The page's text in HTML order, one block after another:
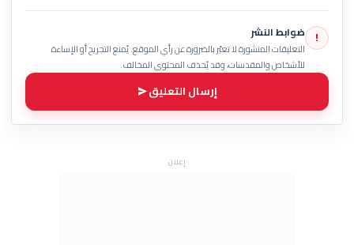
! ضوابط النشر
التعليقات المنشورة لا تعبّر بالضرورة عن رأي الموقع. يُمنع التجريح أو الإساءة
للأشخاص والمقدسات، وقد يُحذف المحتوى المخالف.
إرسال التعليق
إعلان